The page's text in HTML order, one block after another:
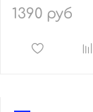
1390 руб